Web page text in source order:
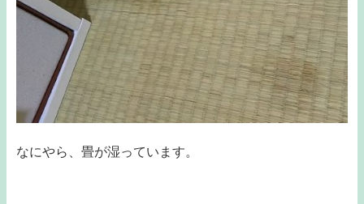
なにやら、畳が湿っています。